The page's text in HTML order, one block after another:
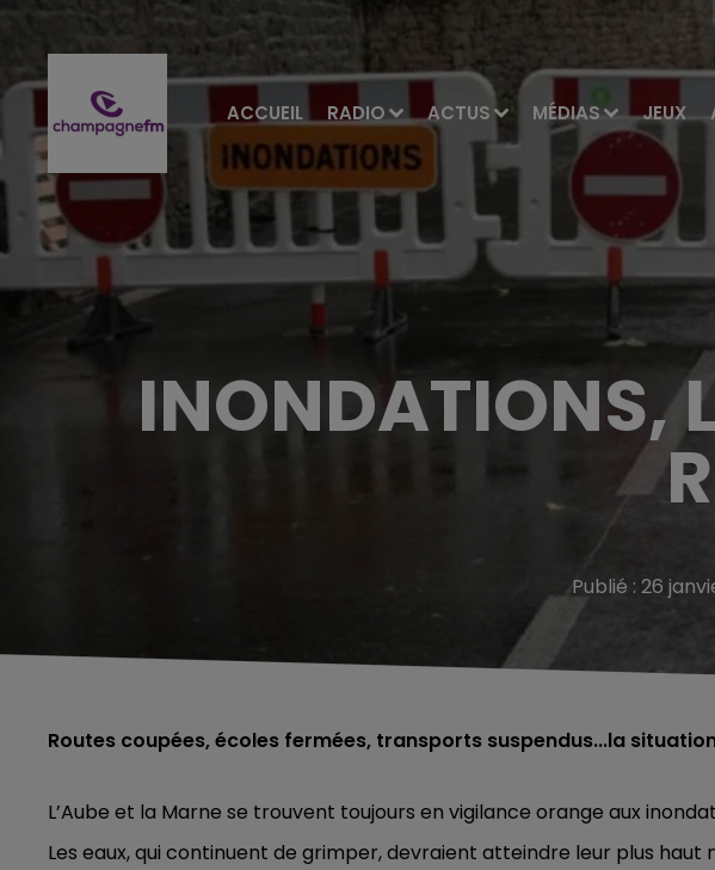
ACCUEIL RADIO ACTUS MÉDIAS JEUX
INONDATIONS,
Publié : 26
Routes coupées, écoles fermées, transports suspendus...la
L’Aube et la Marne se trouvent toujours en vigilance orange aux
Les eaux, qui continuent de grimper, devraient atteindre leur plus haut